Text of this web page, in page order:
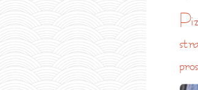
pizza con pesche,